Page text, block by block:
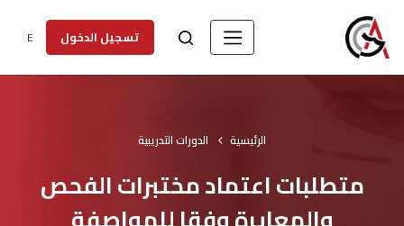
تسجيل الدخول E
الرئيسية الدورات التدريبية
متطلبات اعتماد مختبرات الفحص